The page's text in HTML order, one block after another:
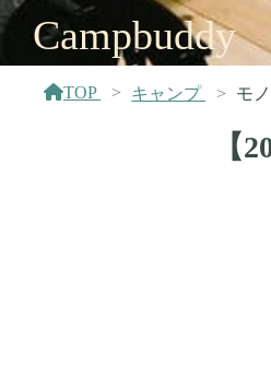
Campbuddy
TOP キャンプ モ
【